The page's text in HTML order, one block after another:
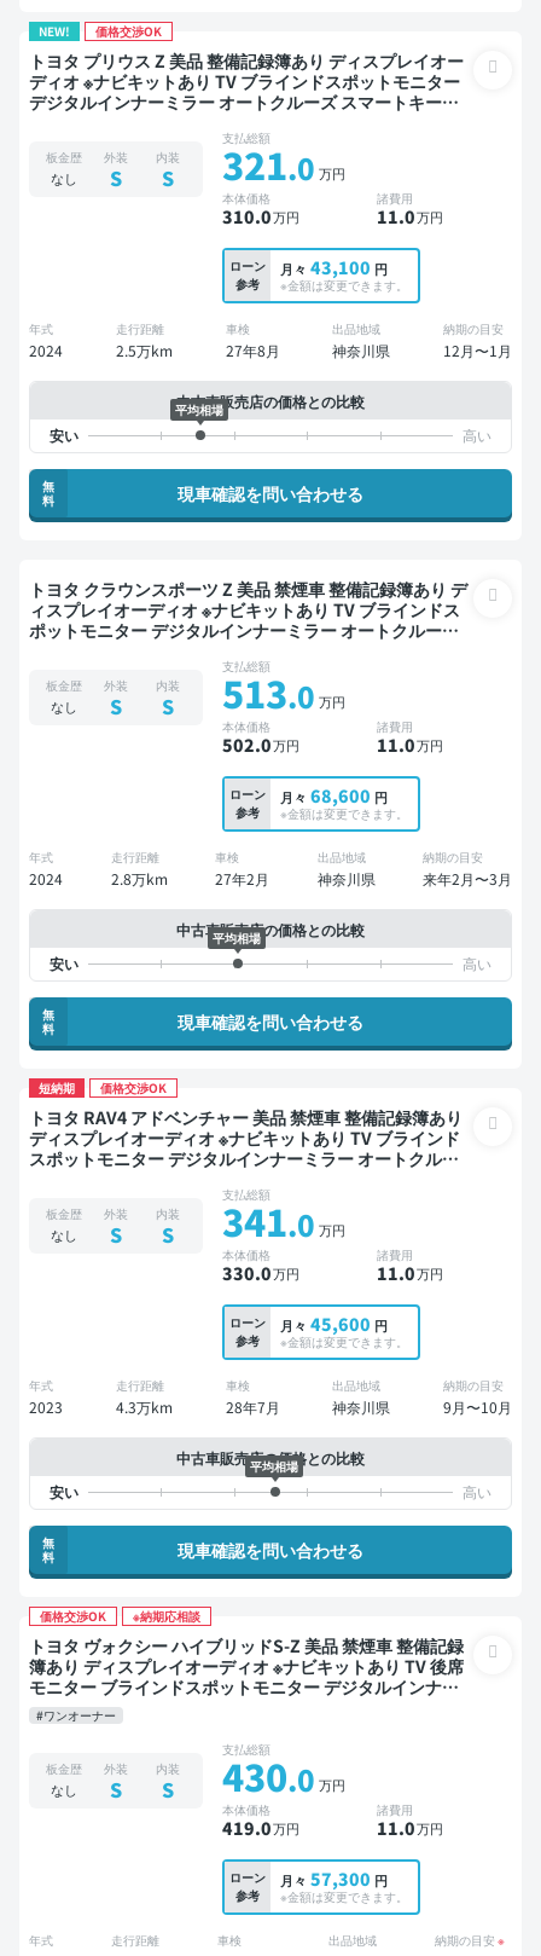
NEW! 価格交渉OK
トヨタ プリウス Z 美品 整備記録簿あり ディスプレイオー
ディオ ※ナビキットあり TV ブラインドスポットモニター
デジタルインナーミラー オートクルーズ スマートキー
板金歴
なし
外装
S
内装
S
支払総額
321.0 万円
本体価格
310.0万円
諸費用
11.0万円
ローン
参考
月々 43,100 円
※金額は変更できます。
年式
2024
走行距離
2.5万km
車検
27年8月
出品地域
神奈川県
納期の目安
12月〜1月
中古車販売店の価格との比較
平均相場
無
料
現車確認を問い合わせる
トヨタ クラウンスポーツ Z 美品 禁煙車 整備記録簿あり デ
ィスプレイオーディオ ※ナビキットあり TV ブラインドス
ポットモニター デジタルインナーミラー オートクルーズ 3
ックモニター 全方位カメラ ドライブレコーダー 衝突軽減
板金歴
なし
外装
S
内装
S
支払総額
513.0 万円
本体価格
502.0万円
諸費用
11.0万円
ローン
参考
月々 68,600 円
※金額は変更できます。
年式
2024
走行距離
2.8万km
車検
27年2月
出品地域
神奈川県
納期の目安
来年2月〜3月
中古車販売店の価格との比較
平均相場
無
料
現車確認を問い合わせる
短納期 価格交渉OK
トヨタ RAV4 アドベンチャー 美品 禁煙車 整備記録簿あり
ディスプレイオーディオ ※ナビキットあり TV ブラインド
スポットモニター デジタルインナーミラー オートクルー
位カメラ ドライブレコーダー 社外アルミ 衝突軽減
板金歴
なし
外装
S
内装
S
支払総額
341.0 万円
本体価格
330.0万円
諸費用
11.0万円
ローン
参考
月々 45,600 円
※金額は変更できます。
年式
2023
走行距離
4.3万km
車検
28年7月
出品地域
神奈川県
納期の目安
9月〜10月
中古車販売店の価格との比較
平均相場
無
料
現車確認を問い合わせる
価格交渉OK ※納期応相談
トヨタ ヴォクシー ハイブリッドS-Z 美品 禁煙車 整備記録
簿あり ディスプレイオーディオ ※ナビキットあり TV 後席
モニター ブラインドスポットモニター デジタルインナー
ミラー オートクルーズ 3列シート スマートキー ETC 電動
バックドア バックモニター ドライブレコーダー 衝突軽減
両側電動スライドドア 7人乗り
#ワンオーナー
板金歴
なし
外装
S
内装
S
支払総額
430.0 万円
本体価格
419.0万円
諸費用
11.0万円
ローン
参考
月々 57,300 円
※金額は変更できます。
年式 走行距離 車検 出品地域 納期の目安 ※